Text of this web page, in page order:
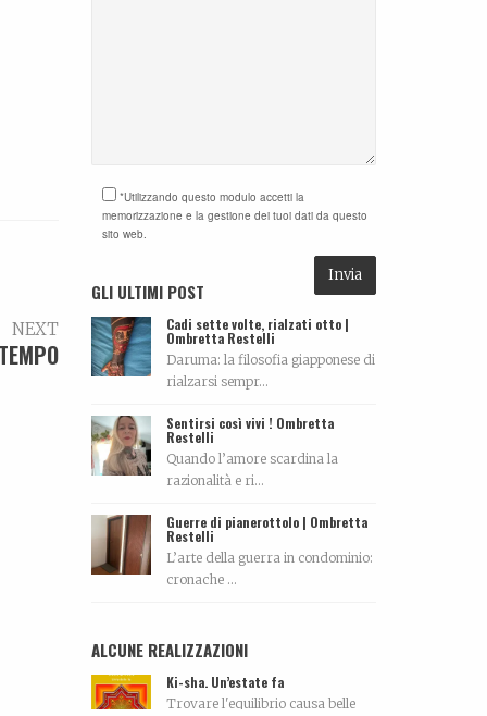
NEXT
TEMPO
*Utilizzando questo modulo accetti la
memorizzazione e la gestione dei tuoi dati da questo
sito web.
GLI ULTIMI POST
Cadi sette volte, rialzati otto |
Ombretta Restelli
Daruma: la filosofia giapponese di
rialzarsi sempr...
Sentirsi così vivi ! Ombretta
Restelli
Quando l’amore scardina la
razionalità e ri...
Guerre di pianerottolo | Ombretta
Restelli
L’arte della guerra in condominio:
cronache ...
ALCUNE REALIZZAZIONI
Ki-sha. Un’estate fa
Trovare l'equilibrio causa belle